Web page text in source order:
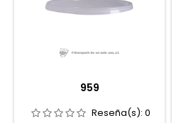
959
Reseña(s): 0